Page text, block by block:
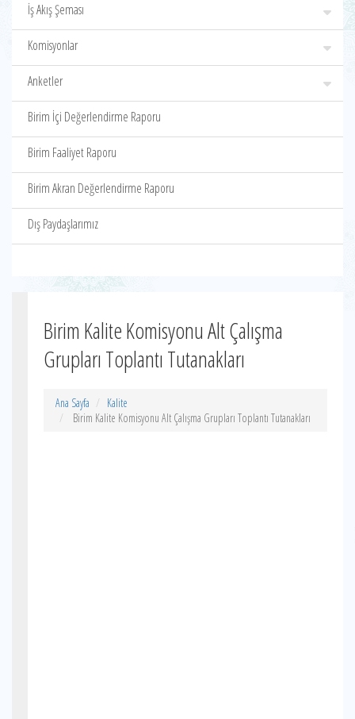
İş Akış Şeması
Komisyonlar
Anketler
Birim İçi Değerlendirme Raporu
Birim Faaliyet Raporu
Birim Akran Değerlendirme Raporu
Dış Paydaşlarımız
Birim Kalite Komisyonu Alt Çalışma
Grupları Toplantı Tutanakları
Ana Sayfa
Kalite
Birim Kalite Komisyonu Alt Çalışma Grupları Toplantı Tutanakları